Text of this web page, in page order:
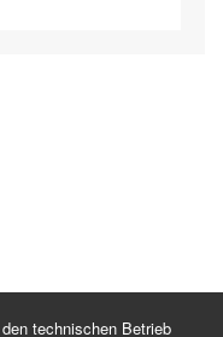
technischen Betrieb